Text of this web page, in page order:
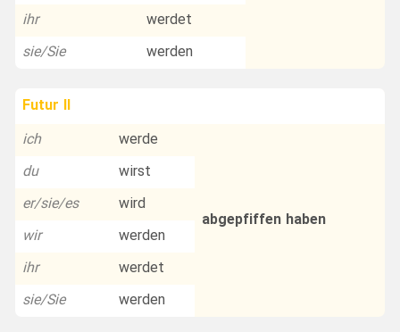
ihr
werdet
sie/Sie
werden
Futur II
ich
werde
abgepfiffen haben
du
wirst
er/sie/es
wird
wir
werden
ihr
werdet
sie/Sie
werden